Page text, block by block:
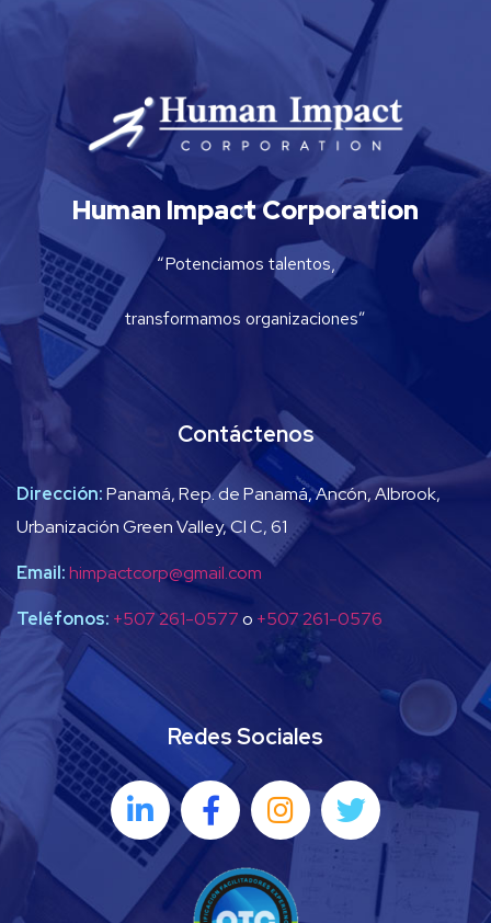
Human Impact Corporation
“Potenciamos talentos,
transformamos organizaciones”
Contáctenos
Dirección:Panamá, Rep. de Panamá, Ancón, Albrook,
Urbanización Green Valley, Cl C, 61
Email:himpactcorp@gmail.com
Teléfonos: +507 261-0577o +507 261-0576
Redes Sociales